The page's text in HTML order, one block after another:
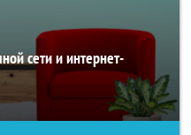
сети и интернет-